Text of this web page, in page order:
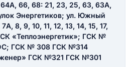
66, 68: 21, 23, 25, 63, 63А,
Энергетиков; ул. Южный
8, 9, 10, 11, 12, 13, 14, 15, 17,
«Теплоэнергетик»; ГСК №
ГСК № 308 ГСК №314
ГСК №321 ГСК №301
mail
телефона